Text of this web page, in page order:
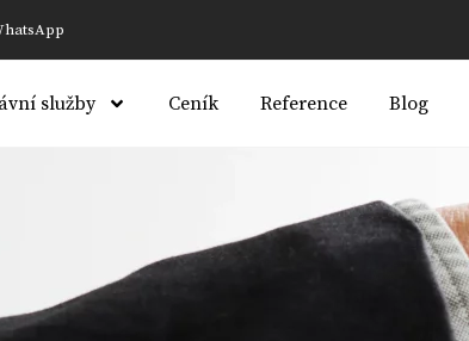
služby Ceník Reference Blog